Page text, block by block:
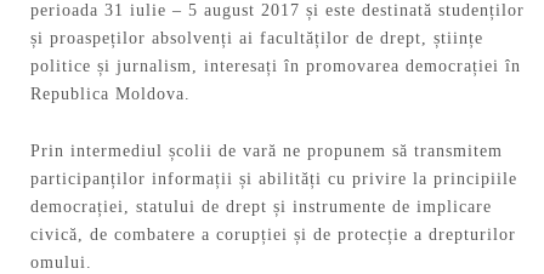
perioada 31 iulie – 5 august 2017 și este destinată studenților
și proaspeților absolvenți ai facultăților de drept, științe
politice și jurnalism, interesați în promovarea democrației în
Republica Moldova.
Prin intermediul școlii de vară ne propunem să transmitem
participanților informații și abilități cu privire la principiile
democrației, statului de drept și instrumente de implicare
civică, de combatere a corupției și de protecție a drepturilor
omului.